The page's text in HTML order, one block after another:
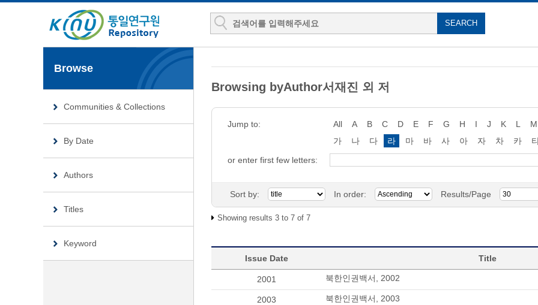
Browse
Communities & Collections
By Date
Authors
Titles
Keyword
Browsing byAuthor서재진 외 저
Jump to: All A B C D E F G H I J K L M
가
나 다 라 마 바 사 아 자 차 카
or enter first few letters:
Sort by: In order: Results/Page
Showing results 3 to 7 of 7
Issue Date Title
2001 북한인권백서, 2002
2003 북한인권백서, 2003